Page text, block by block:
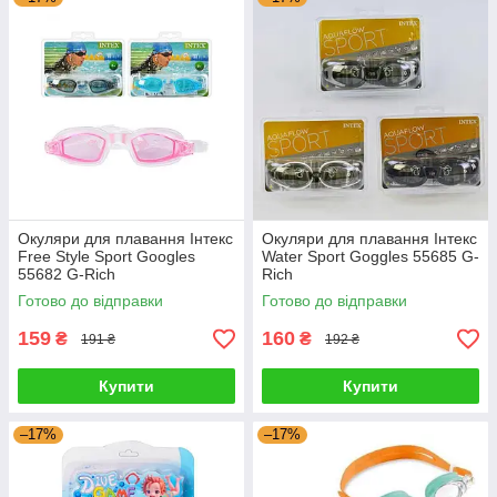
Окуляри для плавання Інтекс
Free Style Sport Googles
55682 G-Rich
Готово до відправки
159 ₴ 191 ₴
Купити
Окуляри для плавання Інтекс
Water Sport Goggles 55685 G-
Rich
Готово до відправки
160 ₴ 192 ₴
Купити
–17% –17%